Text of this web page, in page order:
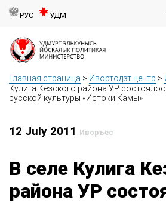
РУС УДМ
Главная страница > Ивортодэт центр >
Кулига Кезского района УР
русской культуры «Истоки Камы»
12 July 2011 Иворъёс
В селе Кулига
района УР